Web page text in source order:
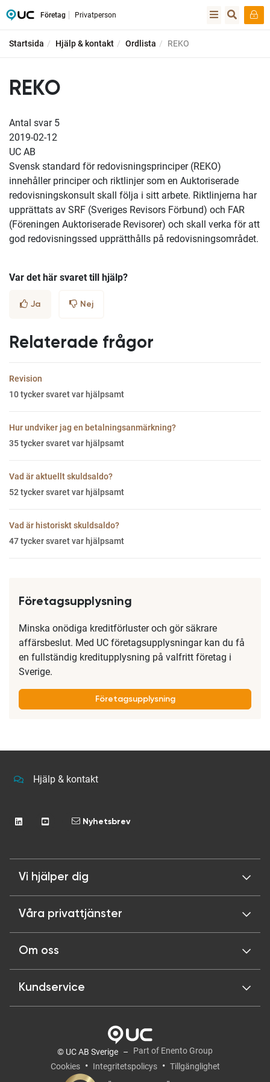
Företag Privatperson
Startsida Hjälp & kontakt Ordlista REKO
REKO
Antal svar 5
2019-02-12
UC AB
Svensk standard för redovisningsprinciper (REKO)
innehåller principer och riktlinjer som en Auktoriserade
redovisningskonsult skall följa i sitt arbete. Riktlinjerna har
upprättats av SRF (Sveriges Revisors Förbund) och FAR
(Föreningen Auktoriserade Revisorer) och skall verka för att
god redovisningssed upprätthålls på redovisningsområdet.
Var det här svaret till hjälp?
Ja Nej
Relaterade frågor
Revision
10tycker svaret var hjälpsamt
Hur undviker jag en betalningsanmärkning?
35tycker svaret var hjälpsamt
Vad är aktuellt skuldsaldo?
52tycker svaret var hjälpsamt
Vad är historiskt skuldsaldo?
47tycker svaret var hjälpsamt
Företagsupplysning
Minska onödiga kreditförluster och gör säkrare
affärsbeslut. Med UC företagsupplysningar kan du få
en fullständig kreditupplysning på valfritt företag i
Sverige.
Företagsupplysning
Hjälp & kontakt
Nyhetsbrev
Vi hjälper dig
Våra privattjänster
Om oss
Kundservice
© UC AB Sverige
Part of Enento Group
Cookies
Integritetspolicys Tillgänglighet